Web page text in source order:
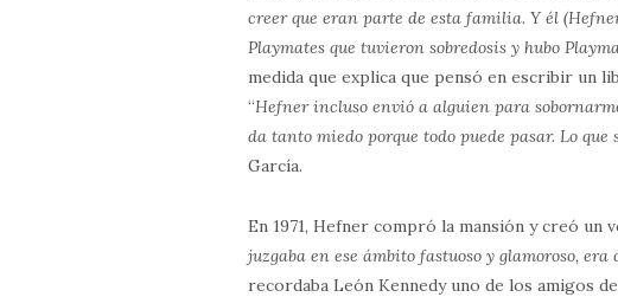
creer que eran parte de esta familia. Y él
Playmates que tuvieron sobredosis y hubo
medida que explica que pensó en escribir un
“Hefner incluso envió a alguien para
da tanto miedo porque todo puede pasar. Lo
García.
En 1971, Hefner compró la mansión y creó un
juzgaba en ese ámbito fastuoso y glamoroso,
recordaba León Kennedy uno de los amigos